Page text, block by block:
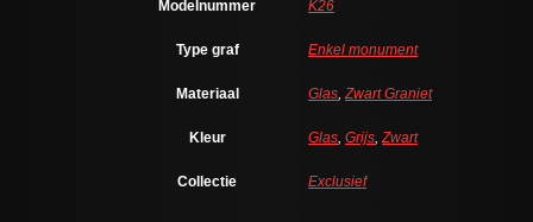
Modelnummer K26
Type graf Enkel monument
Materiaal Glas Zwart Graniet
Kleur Glas Grijs Zwart
Collectie Exclusief